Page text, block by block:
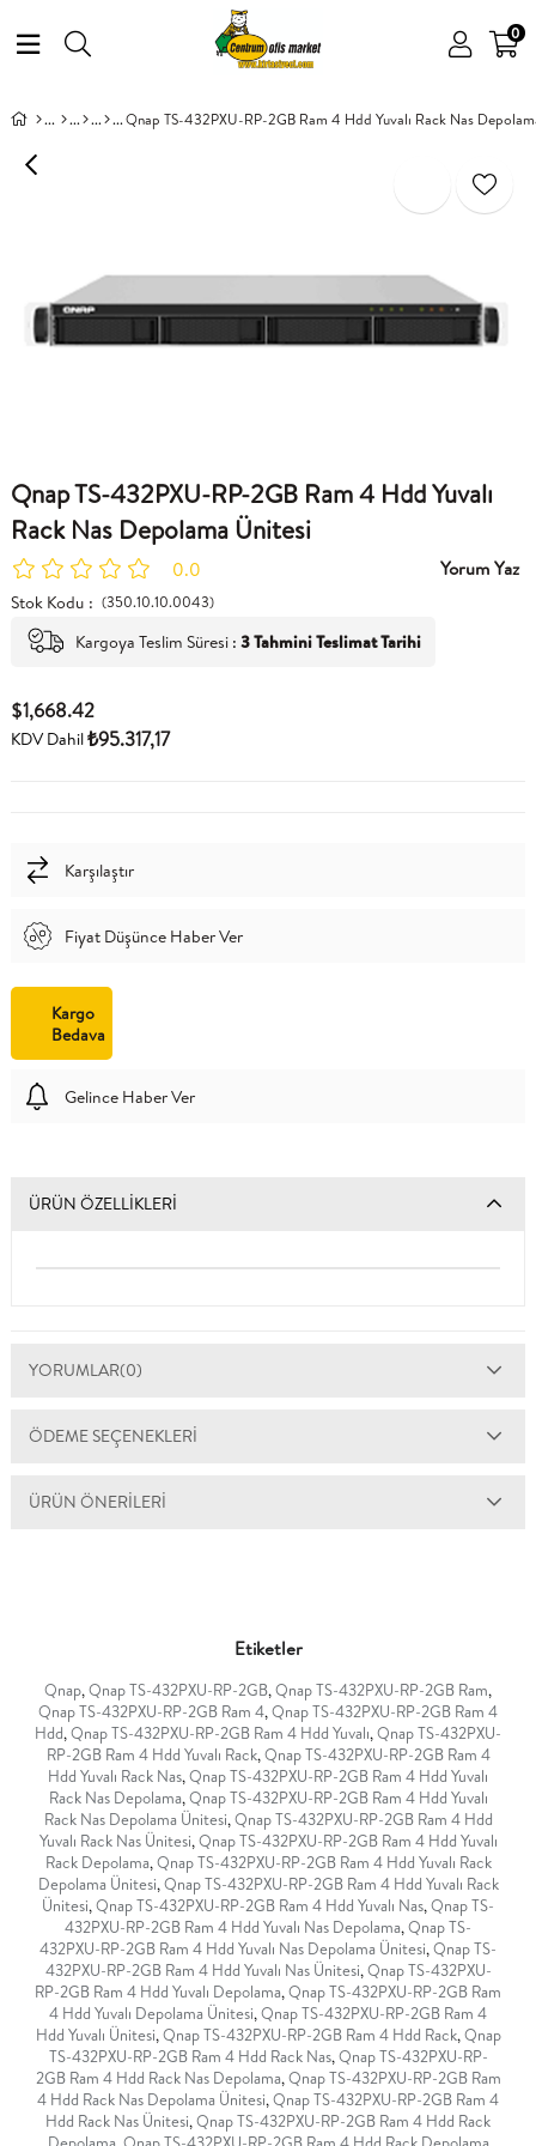
0
Qnap TS-432PXU-RP-2GB Ram 4 Hdd Yuvalı Rack Nas
Qnap TS-432PXU-RP-2GB Ram 4 Hdd Yuvalı
Rack Nas Depolama Ünitesi
0.0 Yorum Yaz
Stok Kodu (350.10.10.0043)
Kargoya Teslim Süresi : 3 Tahmini Teslimat Tarihi
$1,668.42
KDV Dahil₺95.317,17
Karşılaştır
Fiyat Düşünce Haber Ver
Kargo
Bedava
Gelince Haber Ver
ÜRÜN ÖZELLIKLERI
YORUMLAR(0)
ÖDEME SEÇENEKLERI
ÜRÜN ÖNERILERI
Etiketler
Qnap,Qnap TS-432PXU-RP-2GB,Qnap TS-432PXU-RP-2GB Ram,
Qnap TS-432PXU-RP-2GB Ram 4,Qnap TS-432PXU-RP-2GB Ram 4
Hdd,Qnap TS-432PXU-RP-2GB Ram 4 Hdd Yuvalı,Qnap TS-432PXU-
RP-2GB Ram 4 Hdd Yuvalı Rack,Qnap TS-432PXU-RP-2GB Ram 4
Hdd Yuvalı Rack Nas,Qnap TS-432PXU-RP-2GB Ram 4 Hdd Yuvalı
Rack Nas Depolama,Qnap TS-432PXU-RP-2GB Ram 4 Hdd Yuvalı
Rack Nas Depolama Ünitesi,Qnap TS-432PXU-RP-2GB Ram 4 Hdd
Yuvalı Rack Nas Ünitesi,Qnap TS-432PXU-RP-2GB Ram 4 Hdd Yuvalı
Rack Depolama,Qnap TS-432PXU-RP-2GB Ram 4 Hdd Yuvalı Rack
Depolama Ünitesi,Qnap TS-432PXU-RP-2GB Ram 4 Hdd Yuvalı Rack
Ünitesi,Qnap TS-432PXU-RP-2GB Ram 4 Hdd Yuvalı Nas,Qnap TS-
432PXU-RP-2GB Ram 4 Hdd Yuvalı Nas Depolama,Qnap TS-
432PXU-RP-2GB Ram 4 Hdd Yuvalı Nas Depolama Ünitesi,Qnap TS-
432PXU-RP-2GB Ram 4 Hdd Yuvalı Nas Ünitesi,Qnap TS-432PXU-
RP-2GB Ram 4 Hdd Yuvalı Depolama,Qnap TS-432PXU-RP-2GB Ram
4 Hdd Yuvalı Depolama Ünitesi,Qnap TS-432PXU-RP-2GB Ram 4
Hdd Yuvalı Ünitesi,Qnap TS-432PXU-RP-2GB Ram 4 Hdd Rack,Qnap
TS-432PXU-RP-2GB Ram 4 Hdd Rack Nas,Qnap TS-432PXU-RP-
2GB Ram 4 Hdd Rack Nas Depolama,Qnap TS-432PXU-RP-2GB Ram
4 Hdd Rack Nas Depolama Ünitesi,Qnap TS-432PXU-RP-2GB Ram 4
Hdd Rack Nas Ünitesi,Qnap TS-432PXU-RP-2GB Ram 4 Hdd Rack